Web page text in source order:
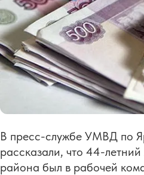
В пресс-службе УМВД по
рассказали, что 44-
района был в рабочей